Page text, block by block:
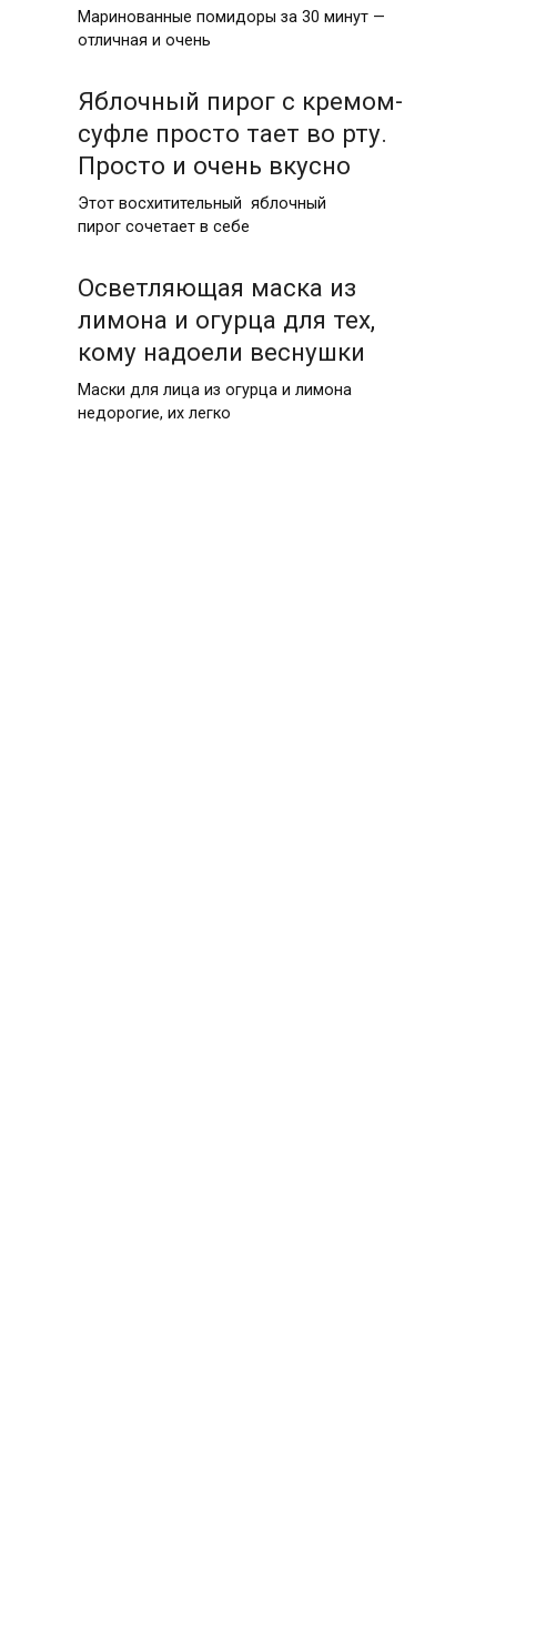
Маринованные помидоры за 30 минут —
отличная и очень
Яблочный пирог с кремом-
суфле просто тает во рту.
Просто и очень вкусно
Этот восхитительный яблочный
пирог сочетает в себе
Осветляющая маска из
лимона и огурца для тех,
кому надоели веснушки
Маски для лица из огурца и лимона
недорогие, их легко